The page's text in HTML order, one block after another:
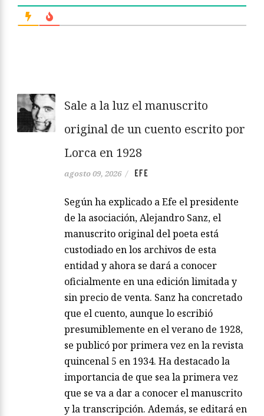
Sale a la luz el manuscrito
original de un cuento escrito por
Lorca en 1928
agosto 09, 2026 / EFE
Según ha explicado a Efe el presidente
de la asociación, Alejandro Sanz, el
manuscrito original del poeta está
custodiado en los archivos de esta
entidad y ahora se dará a conocer
oficialmente en una edición limitada y
sin precio de venta. Sanz ha concretado
que el cuento, aunque lo escribió
presumiblemente en el verano de 1928,
se publicó por primera vez en la revista
quincenal 5 en 1934. Ha destacado la
importancia de que sea la primera vez
que se va a dar a conocer el manuscrito
y la transcripción. Además, se editará en